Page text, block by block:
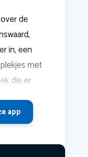
de
in, een
met
die er
app